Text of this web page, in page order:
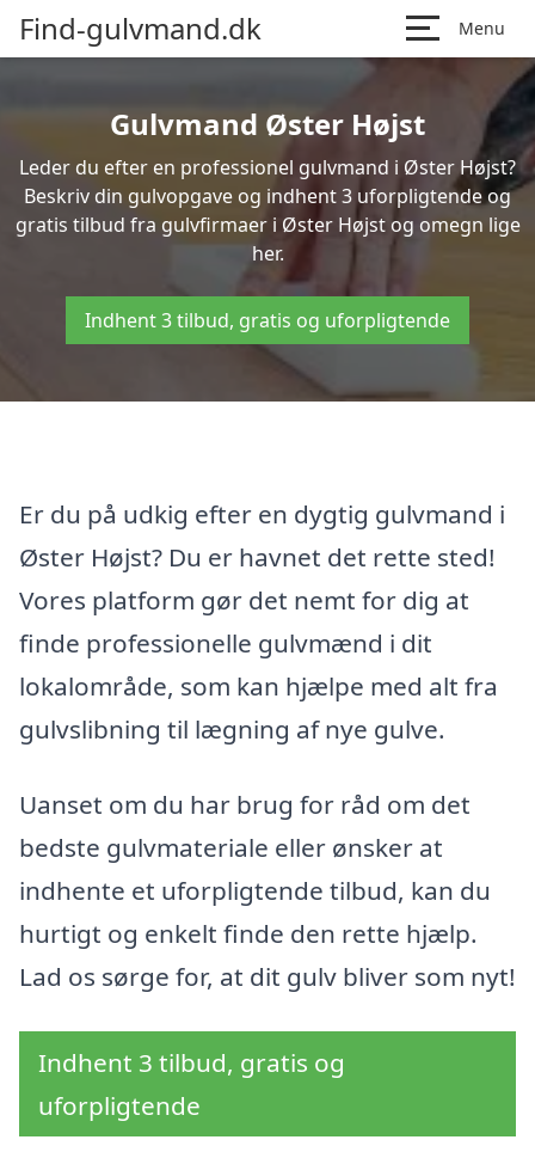
Find-gulvmand.dk Menu
Gulvmand Øster Højst
Leder du efter en professionel gulvmand i Øster Højst?
Beskriv din gulvopgave og indhent 3 uforpligtende og
gratis tilbud fra gulvfirmaer i Øster Højst og omegn lige
her.
Indhent 3 tilbud, gratis og uforpligtende
Er du på udkig efter en dygtig gulvmand i
Øster Højst? Du er havnet det rette sted!
Vores platform gør det nemt for dig at
finde professionelle gulvmænd i dit
lokalområde, som kan hjælpe med alt fra
gulvslibning til lægning af nye gulve.
Uanset om du har brug for råd om det
bedste gulvmateriale eller ønsker at
indhente et uforpligtende tilbud, kan du
hurtigt og enkelt finde den rette hjælp.
Lad os sørge for, at dit gulv bliver som nyt!
Indhent 3 tilbud, gratis og
uforpligtende